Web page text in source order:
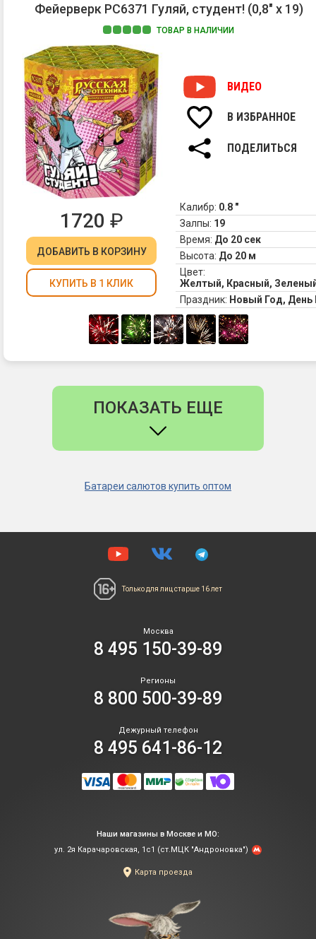
Фейерверк РС6371 Гуляй, студент! (0,8" х 19)
ТОВАР В НАЛИЧИИ
ВИДЕО
В ИЗБРАННОЕ
ПОДЕЛИТЬСЯ
1720 ₽
ДОБАВИТЬ В КОРЗИНУ
КУПИТЬ В 1 КЛИК
Калибр: 0.8 "
Залпы: 19
Время: До 20 сек
Высота: До 20 м
Цвет:
Желтый, Красный,
Праздник: Новый Год,
ПОКАЗАТЬ ЕЩЕ
Батареи салютов купить оптом
Только для лиц старше 16 лет
Москва
8 495 150-39-89
Регионы
8 800 500-39-89
Дежурный телефон
8 495 641-86-12
Наши магазины в Москве и МО:
ул. 2я Карачаровская, 1с1 (ст.МЦК "Андроновка")
Карта проезда